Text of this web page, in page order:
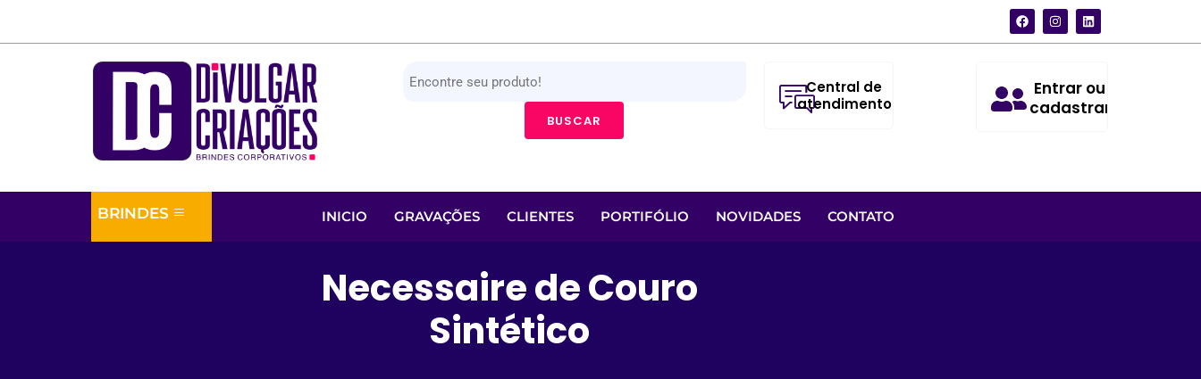
BUSCAR
Central de
atendimento
Entrar ou
cadastrar
BRINDES INICIO GRAVAÇÕES CLIENTES PORTIFÓLIO NOVIDADES CONTATO
Necessaire de Couro
Sintético